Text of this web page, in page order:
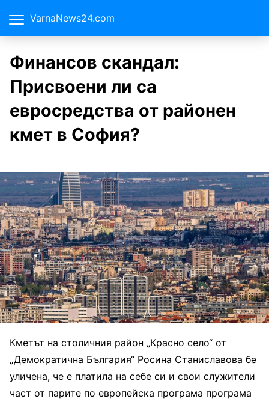
VarnaNews24.com
Финансов скандал:
Присвоени ли са
евросредства от районен
кмет в София?
Кметът на столичния район „Красно село“ от
„Демократична България“ Росина Станиславова бе
уличена, че е платила на себе си и свои служители
част от парите по европейска програма програма